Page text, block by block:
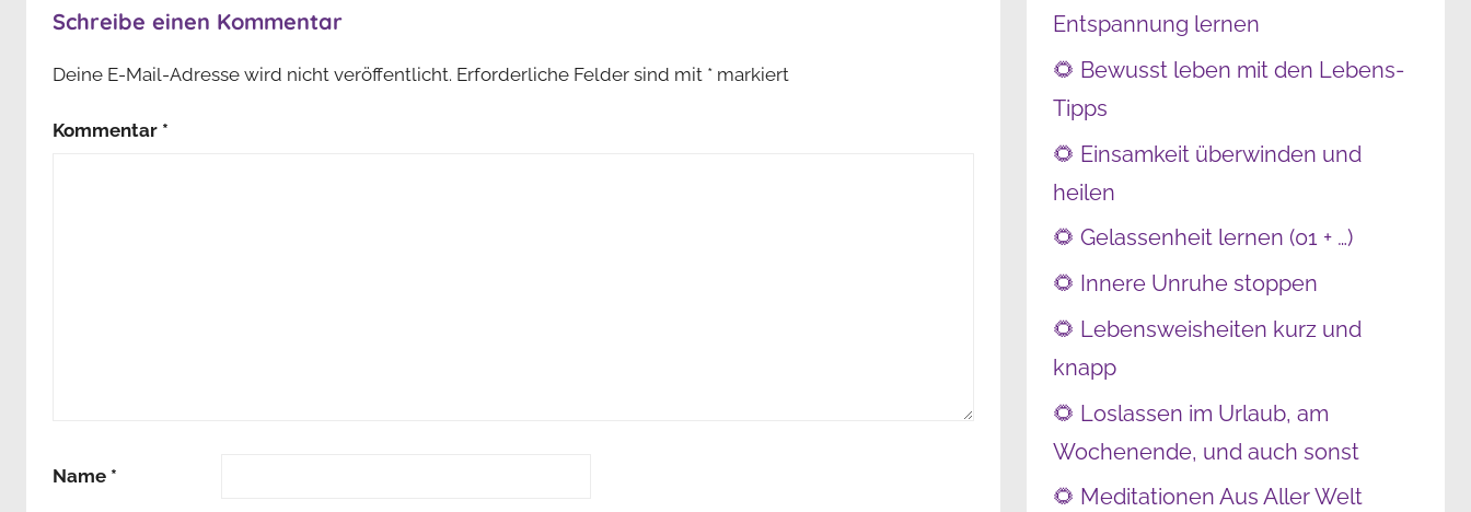
Schreibe einen Kommentar
Deine E-Mail-Adresse wird nicht veröffentlicht. Erforderliche Felder sind mit * markiert
Kommentar *
Name *
Entspannung lernen
🌻 Bewusst leben mit den Lebens-
Tipps
🌻 Einsamkeit überwinden und
heilen
🌻 Gelassenheit lernen (01 + …)
🌻 Innere Unruhe stoppen
🌻 Lebensweisheiten kurz und
knapp
🌻 Loslassen im Urlaub, am
Wochenende, und auch sonst
🌻 Meditationen Aus Aller Welt